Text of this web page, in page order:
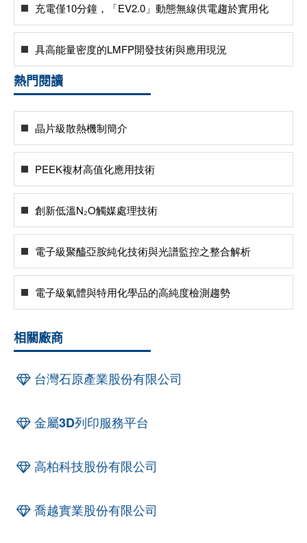
充電僅10分鐘，「EV2.0」動態無線供電趨於實用化
具高能量密度的LMFP開發技術與應用現況
熱門閱讀
晶片級散熱機制簡介
PEEK複材高值化應用技術
創新低溫N₂O觸媒處理技術
電子級聚醯亞胺純化技術與光譜監控之整合解析
電子級氣體與特用化學品的高純度檢測趨勢
相關廠商
台灣石原產業股份有限公司
金屬3D列印服務平台
高柏科技股份有限公司
喬越實業股份有限公司